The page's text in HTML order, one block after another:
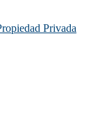
Privada